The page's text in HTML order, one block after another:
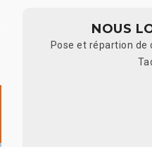
NOUS
Pose et répartion de